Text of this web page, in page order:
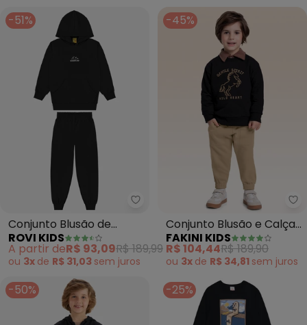
-51%
Rovi Kids - Conjunto Blusão de
Conjunto Blusão de
Capuz e Calça Moletom
(Preto)
ROVI KIDS
A partir deR$ 93,09R$ 189,99
ou 3x de R$ 31,03 sem juros
-45%
Conjunto Blusão e Calça
(Preto)
FAKINI KIDS
R$ 104,44R$ 189,90
ou 3x de R$ 34,81 sem juros
-50% -25%